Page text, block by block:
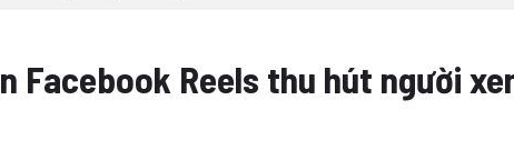
Facebook Reels thu hút người